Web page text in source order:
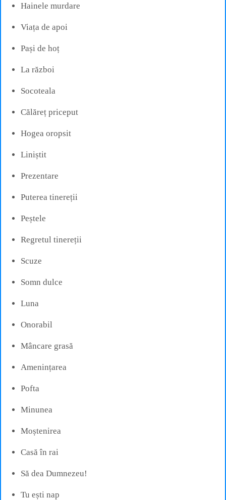
Hainele murdare
Viața de apoi
Pași de hoț
La război
Socoteala
Călăreț priceput
Hogea oropsit
Liniștit
Prezentare
Puterea tinereții
Peștele
Regretul tinereții
Scuze
Somn dulce
Luna
Onorabil
Mâncare grasă
Amenințarea
Pofta
Minunea
Moștenirea
Casă în rai
Să dea Dumnezeu!
Tu ești nap